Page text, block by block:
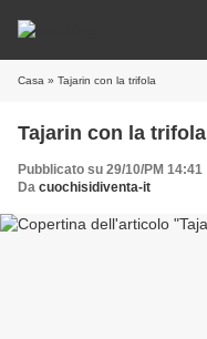
Casa » Tajarin con la trifola
Tajarin con la trifola
Pubblicato su 29/10/PM 14:41
Da cuochisidiventa-it